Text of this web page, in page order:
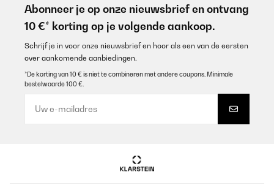
buanderie que nous avons aménagé en bureau pour faire du
télétravail. Nous l'avons installé au plafond sur les poutres. La
puissance est de 350w mais permet néanmoins de de réchauffer
notre pièce de 7m² quand nous avons à y travailler. Il est design
et discret avec seulement 3cm d'épaisseur. Le contour du cadre
est équipé d'un bandeau LED ce qui lui donne un côté très
esthétique, ce bandeau est commandé en le raccordant à un
interrupteur. Chaque pression permet de changer la couleur d'une
lumière chaude à froide. La lumière LED est censé être seulement
décorative, mais dans une petite pièce comme la notre cela fait
télécommande appairé avec la prise, il est très simple et très
intuitif de changer la température et faire les programmations.
Abonneer je op onze nieuwsbrief en ontvang
10 €* korting op je volgende aankoop.
Schrijf je in voor onze nieuwsbrief en hoor als een van de eersten
over aankomende aanbiedingen.
*De korting van 10 € is niet te combineren met andere coupons. Minimale
bestelwaarde 100 €.